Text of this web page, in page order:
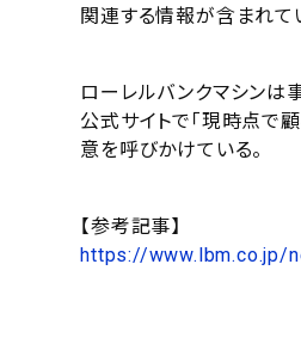
関連する情報が含まれて
ローレルバンクマシンは
公式サイトで「現時点で
意を呼びかけている。
【参考記事】
https://www.lbm.co.jp/